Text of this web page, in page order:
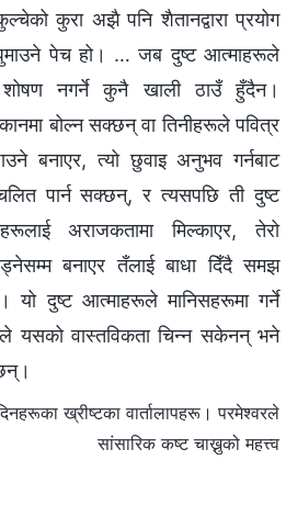
कुरा अझै पनि शैतानद्वारा प्रयोग
पेच हो। … जब दुष्ट आत्माहरूले
नगर्ने कुनै खाली ठाउँ हुँदैन।
बोल्न सक्छन् वा तिनीहरूले पवित्र
बनाएर, त्यो छुवाइ अनुभव गर्नबाट
पार्न सक्छन्, र त्यसपछि ती दुष्ट
अराजकतामा मिल्काएर, तेरो
बनाएर तँलाई बाधा दिँदै समझ
यो दुष्ट आत्माहरूले मानिसहरूमा गर्ने
यसको वास्तविकता चिन्‍न सकेनन् भने
ख्रीष्टका वार्तालापहरू। परमेश्‍वरले
सांसारिक कष्ट चाख्नुको महत्त्व